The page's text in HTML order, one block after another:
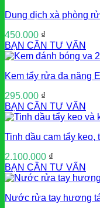
Dung dịch xà phòng
450.000 ₫
BẠN CẦN TƯ VẤN
Kem tẩy rửa đa năng
295.000 ₫
BẠN CẦN TƯ VẤN
Tinh dầu cam tẩy keo,
2.100.000 ₫
BẠN CẦN TƯ VẤN
Nước rửa tay hương